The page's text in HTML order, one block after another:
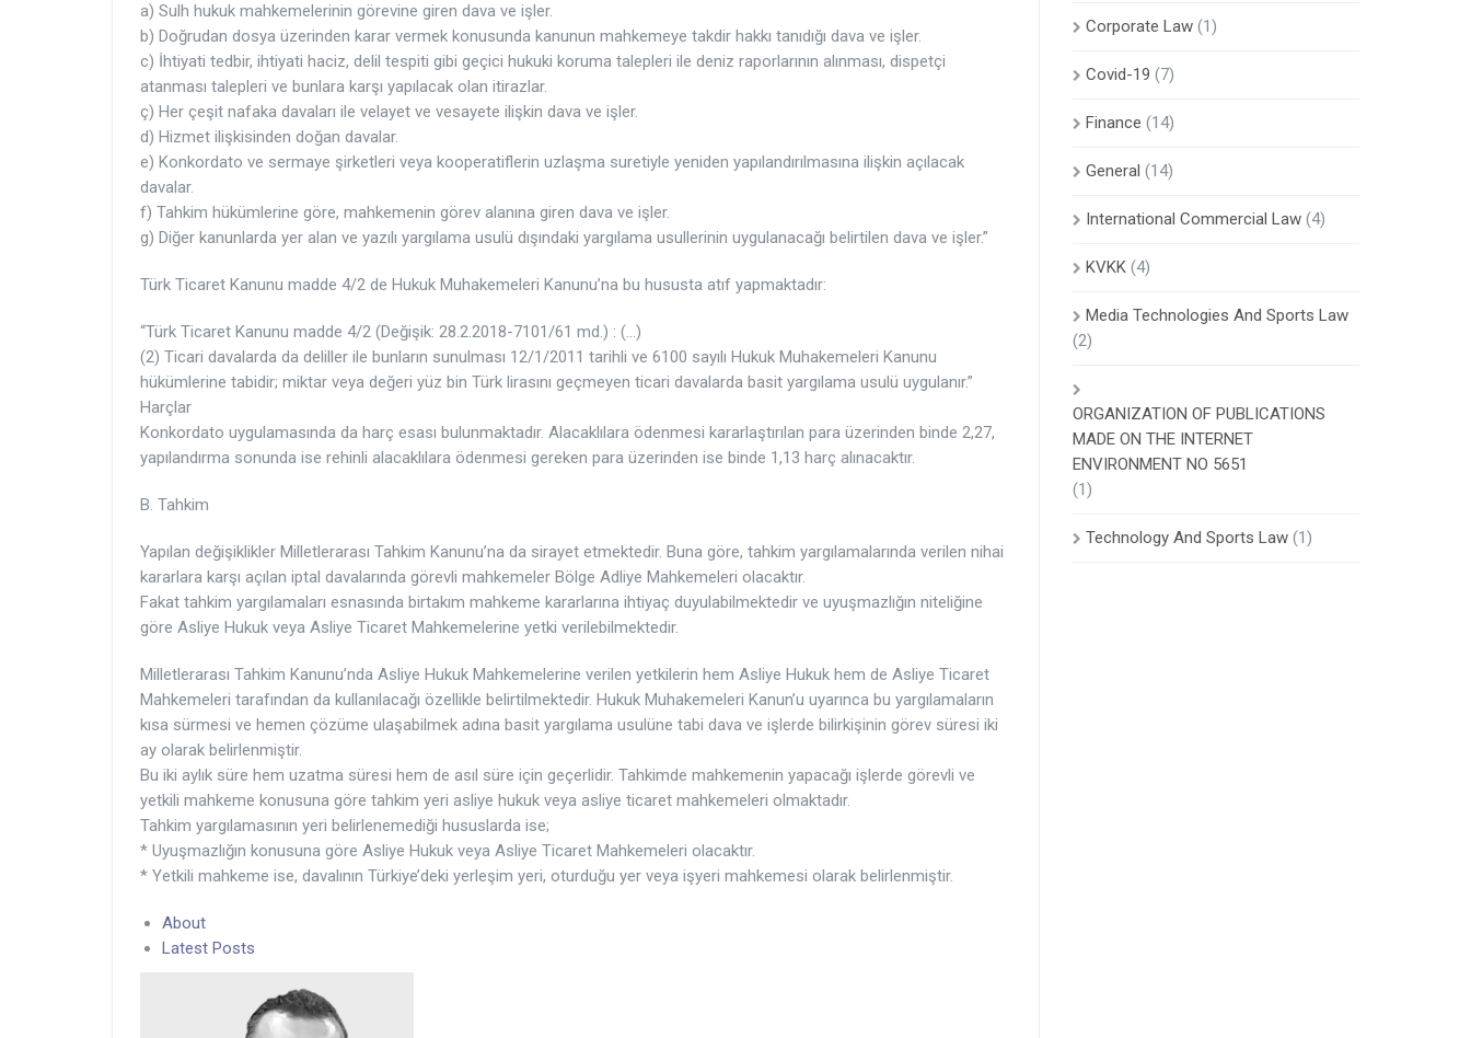
a) Sulh hukuk mahkemelerinin görevine giren dava ve işler.
b) Doğrudan dosya üzerinden karar vermek konusunda kanunun mahkemeye takdir hakkı tanıdığı dava ve işler.
c) İhtiyati tedbir, ihtiyati haciz, delil tespiti gibi geçici hukuki koruma talepleri ile deniz raporlarının alınması, dispetçi
atanması talepleri ve bunlara karşı yapılacak olan itirazlar.
ç) Her çeşit nafaka davaları ile velayet ve vesayete ilişkin dava ve işler.
d) Hizmet ilişkisinden doğan davalar.
e) Konkordato ve sermaye şirketleri veya kooperatiflerin uzlaşma suretiyle yeniden yapılandırılmasına ilişkin açılacak
davalar.
f) Tahkim hükümlerine göre, mahkemenin görev alanına giren dava ve işler.
g) Diğer kanunlarda yer alan ve yazılı yargılama usulü dışındaki yargılama usullerinin uygulanacağı belirtilen dava ve işler.”
Türk Ticaret Kanunu madde 4/2 de Hukuk Muhakemeleri Kanunu’na bu hususta atıf yapmaktadır:
“Türk Ticaret Kanunu madde 4/2 (Değişik: 28.2.2018-7101/61 md.) : (…)
(2) Ticari davalarda da deliller ile bunların sunulması 12/1/2011 tarihli ve 6100 sayılı Hukuk Muhakemeleri Kanunu
hükümlerine tabidir; miktar veya değeri yüz bin Türk lirasını geçmeyen ticari davalarda basit yargılama usulü uygulanır.”
Harçlar
Konkordato uygulamasında da harç esası bulunmaktadır. Alacaklılara ödenmesi kararlaştırılan para üzerinden binde 2,27,
yapılandırma sonunda ise rehinli alacaklılara ödenmesi gereken para üzerinden ise binde 1,13 harç alınacaktır.
B. Tahkim
Yapılan değişiklikler Milletlerarası Tahkim Kanunu’na da sirayet etmektedir. Buna göre, tahkim yargılamalarında verilen nihai
kararlara karşı açılan iptal davalarında görevli mahkemeler Bölge Adliye Mahkemeleri olacaktır.
Fakat tahkim yargılamaları esnasında birtakım mahkeme kararlarına ihtiyaç duyulabilmektedir ve uyuşmazlığın niteliğine
göre Asliye Hukuk veya Asliye Ticaret Mahkemelerine yetki verilebilmektedir.
Milletlerarası Tahkim Kanunu’nda Asliye Hukuk Mahkemelerine verilen yetkilerin hem Asliye Hukuk hem de Asliye Ticaret
Mahkemeleri tarafından da kullanılacağı özellikle belirtilmektedir. Hukuk Muhakemeleri Kanun’u uyarınca bu yargılamaların
kısa sürmesi ve hemen çözüme ulaşabilmek adına basit yargılama usulüne tabi dava ve işlerde bilirkişinin görev süresi iki
ay olarak belirlenmiştir.
Bu iki aylık süre hem uzatma süresi hem de asıl süre için geçerlidir. Tahkimde mahkemenin yapacağı işlerde görevli ve
yetkili mahkeme konusuna göre tahkim yeri asliye hukuk veya asliye ticaret mahkemeleri olmaktadır.
Tahkim yargılamasının yeri belirlenemediği hususlarda ise;
* Uyuşmazlığın konusuna göre Asliye Hukuk veya Asliye Ticaret Mahkemeleri olacaktır.
* Yetkili mahkeme ise, davalının Türkiye’deki yerleşim yeri, oturduğu yer veya işyeri mahkemesi olarak belirlenmiştir.
About
Latest Posts
Corporate Law(1)
Covid-19 (7)
Finance (14)
General (14)
International Commercial Law(4)
KVKK(4)
Media Technologies And Sports Law
(2)
ORGANIZATION OF PUBLICATIONS
MADE ON THE INTERNET
ENVIRONMENT NO 5651
(1)
Technology And Sports Law(1)